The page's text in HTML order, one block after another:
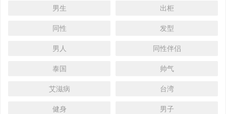
男生 出柜
同性 发型
男人 同性伴侣
泰国 帅气
艾滋病 台湾
健身 男子